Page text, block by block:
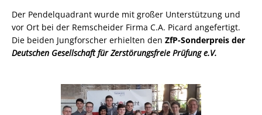
Der Pendelquadrant wurde mit großer Unterstützung und
vor Ort bei der Remscheider Firma C.A. Picard angefertigt.
Die beiden Jungforscher erhielten den ZfP-Sonderpreis der
Deutschen Gesellschaft für Zerstörungsfreie Prüfung e.V.